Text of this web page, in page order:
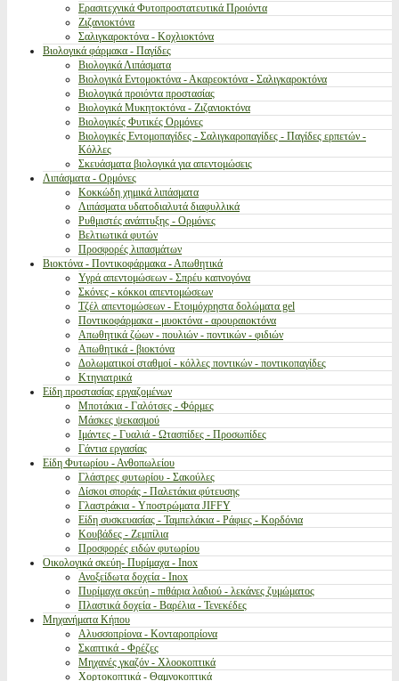
Ερασιτεχνικά Φυτοπροστατευτικά Προιόντα
Ζιζανιοκτόνα
Σαλιγκαροκτόνα - Κοχλιοκτόνα
Βιολογικά φάρμακα - Παγίδες
Βιολογικά Λιπάσματα
Βιολογικά Εντομοκτόνα - Ακαρεοκτόνα - Σαλιγκαροκτόνα
Βιολογικά προιόντα προστασίας
Βιολογικά Μυκητοκτόνα - Ζιζανιοκτόνα
Βιολογικές Φυτικές Ορμόνες
Βιολογικές Εντομοπαγίδες - Σαλιγκαροπαγίδες - Παγίδες ερπετών -
Κόλλες
Σκευάσματα βιολογικά για απεντομώσεις
Λιπάσματα - Ορμόνες
Κοκκώδη χημικά λιπάσματα
Λιπάσματα υδατοδιαλυτά διαφυλλικά
Ρυθμιστές ανάπτυξης - Ορμόνες
Βελτιωτικά φυτών
Προσφορές λιπασμάτων
Βιοκτόνα - Ποντικοφάρμακα - Απωθητικά
Υγρά απεντομώσεων - Σπρέυ καπνογόνα
Σκόνες - κόκκοι απεντομώσεων
Τζέλ απεντομώσεων - Ετοιμόχρηστα δολώματα gel
Ποντικοφάρμακα - μυοκτόνα - αρουραιοκτόνα
Απωθητικά ζώων - πουλιών - ποντικών - φιδιών
Απωθητικά - βιοκτόνα
Δολωματικοί σταθμοί - κόλλες ποντικών - ποντικοπαγίδες
Κτηνιατρικά
Είδη προστασίας εργαζομένων
Μποτάκια - Γαλότσες - Φόρμες
Μάσκες ψεκασμού
Ιμάντες - Γυαλιά - Ωτασπίδες - Προσωπίδες
Γάντια εργασίας
Είδη Φυτωρίου - Ανθοπωλείου
Γλάστρες φυτωρίου - Σακούλες
Δίσκοι σποράς - Παλετάκια φύτευσης
Γλαστράκια - Υποστρώματα JIFFY
Είδη συσκευασίας - Ταμπελάκια - Ράφιες - Κορδόνια
Κουβάδες - Ζεμπίλια
Προσφορές ειδών φυτωρίου
Οικολογικά σκεύη- Πυρίμαχα - Inox
Ανοξείδωτα δοχεία - Inox
Πυρίμαχα σκεύη - πιθάρια λαδιού - λεκάνες ζυμώματος
Πλαστικά δοχεία - Βαρέλια - Τενεκέδες
Μηχανήματα Κήπου
Αλυσσοπρίονα - Κονταροπρίονα
Σκαπτικά - Φρέζες
Μηχανές γκαζόν - Χλοοκοπτικά
Χορτοκοπτικά - Θαμνοκοπτικά